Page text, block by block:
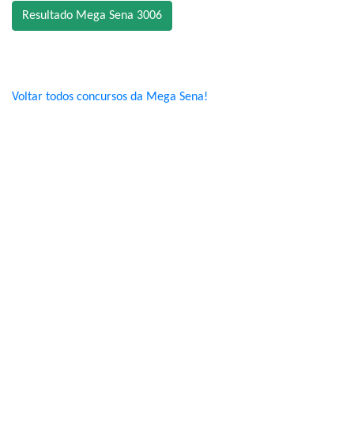
Resultado Mega Sena 3006
Voltar todos concursos da Mega Sena!